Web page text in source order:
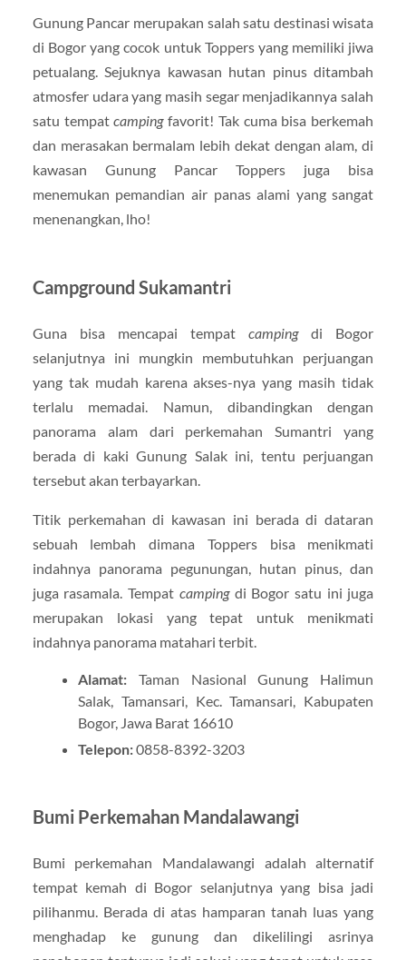
Gunung Pancar merupakan salah satu destinasi wisata
di Bogor yang cocok untuk Toppers yang memiliki jiwa
petualang. Sejuknya kawasan hutan pinus ditambah
atmosfer udara yang masih segar menjadikannya salah
satu tempatcampingfavorit! Tak cuma bisa berkemah
dan merasakan bermalam lebih dekat dengan alam, di
kawasan Gunung Pancar Toppers juga bisa
menemukan pemandian air panas alami yang sangat
menenangkan, lho!
Campground Sukamantri
Guna bisa mencapai tempatcampingdi Bogor
selanjutnya ini mungkin membutuhkan perjuangan
yang tak mudah karena akses-nya yang masih tidak
terlalu memadai. Namun, dibandingkan dengan
panorama alam dari perkemahan Sumantri yang
berada di kaki Gunung Salak ini, tentu perjuangan
tersebut akan terbayarkan.
Titik perkemahan di kawasan ini berada di dataran
sebuah lembah dimana Toppers bisa menikmati
indahnya panorama pegunungan, hutan pinus, dan
juga rasamala. Tempat campingdi Bogor satu ini juga
merupakan lokasi yang tepat untuk menikmati
indahnya panorama matahari terbit.
Alamat: Taman Nasional Gunung Halimun
Salak, Tamansari, Kec. Tamansari, Kabupaten
Bogor, Jawa Barat 16610
Telepon:0858-8392-3203
Bumi Perkemahan Mandalawangi
Bumi perkemahan Mandalawangi adalah alternatif
tempat kemah di Bogor selanjutnya yang bisa jadi
pilihanmu. Berada di atas hamparan tanah luas yang
menghadap ke gunung dan dikelilingi asrinya